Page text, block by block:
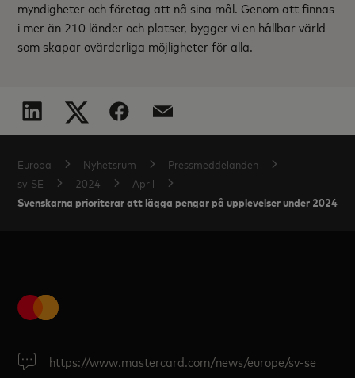
myndigheter och företag att nå sina mål. Genom att finnas
i mer än 210 länder och platser, bygger vi en hållbar värld
som skapar ovärderliga möjligheter för alla.
Europa Nyhetsrum
Pressmeddelanden
sv-SE
2024 April
Svenskarna prioriterar att lägga pengar på upplevelser under 2024
https://www.mastercard.com/news/europe/sv-se